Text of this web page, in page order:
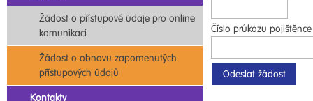
Číslo průkazu pojištěnce
Žádost o přístupové údaje pro online
komunikaci
Žádost o obnovu zapomenutých
přístupových údajů
Kontakty